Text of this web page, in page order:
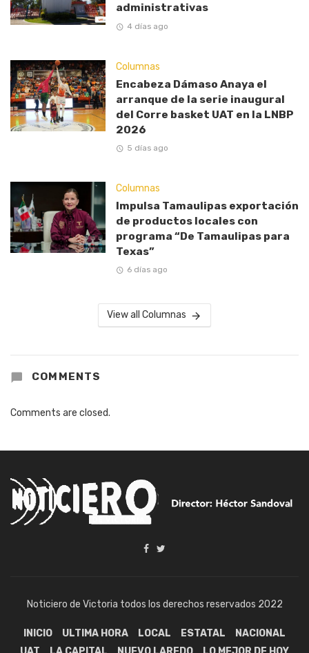
administrativas
4 días ago
Columnas
Encabeza Dámaso Anaya el
arranque de la serie inaugural
del Corre basket UAT en la LNBP
2026
5 días ago
Columnas
Impulsa Tamaulipas exportación
de productos locales con
programa “De Tamaulipas para
Texas”
6 días ago
View all Columnas
COMMENTS
Comments are closed.
Noticiero de Victoria todos los derechos reservados 2022
INICIO ULTIMA HORA LOCAL ESTATAL
NACIONAL